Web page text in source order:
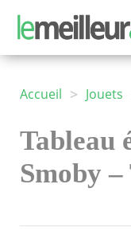
Accueil > Jouets
Tableau
Smoby